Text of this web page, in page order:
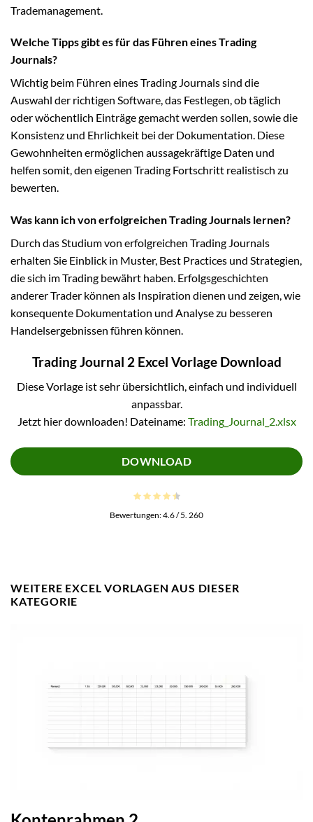
Trademanagement.
Welche Tipps gibt es für das Führen eines Trading
Journals?
Wichtig beim Führen eines Trading Journals sind die
Auswahl der richtigen Software, das Festlegen, ob täglich
oder wöchentlich Einträge gemacht werden sollen, sowie die
Konsistenz und Ehrlichkeit bei der Dokumentation. Diese
Gewohnheiten ermöglichen aussagekräftige Daten und
helfen somit, den eigenen Trading Fortschritt realistisch zu
bewerten.
Was kann ich von erfolgreichen Trading Journals lernen?
Durch das Studium von erfolgreichen Trading Journals
erhalten Sie Einblick in Muster, Best Practices und Strategien,
die sich im Trading bewährt haben. Erfolgsgeschichten
anderer Trader können als Inspiration dienen und zeigen, wie
konsequente Dokumentation und Analyse zu besseren
Handelsergebnissen führen können.
Trading Journal 2 Excel Vorlage Download
Diese Vorlage ist sehr übersichtlich, einfach und individuell
anpassbar.
Jetzt hier downloaden! Dateiname: Trading_Journal_2.xlsx
DOWNLOAD
Bewertungen:4.6/ 5. 260
WEITERE EXCEL VORLAGEN AUS DIESER
KATEGORIE